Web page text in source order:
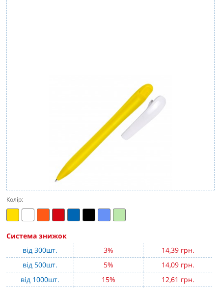
Колір:
Система знижок
від 300шт.
3%
14,39 грн.
від 500шт.
5%
14,09 грн.
від 1000шт.
15%
12,61 грн.